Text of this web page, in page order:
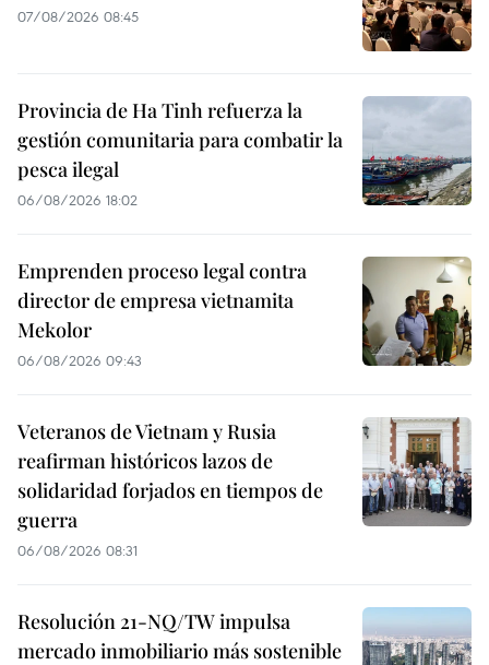
07/08/2026 08:45
Provincia de Ha Tinh refuerza la
gestión comunitaria para combatir la
pesca ilegal
06/08/2026 18:02
Emprenden proceso legal contra
director de empresa vietnamita
Mekolor
06/08/2026 09:43
Veteranos de Vietnam y Rusia
reafirman históricos lazos de
solidaridad forjados en tiempos de
guerra
06/08/2026 08:31
Resolución 21-NQ/TW impulsa
mercado inmobiliario más sostenible